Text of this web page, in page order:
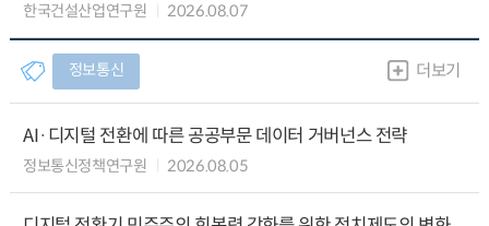
한국건설산업연구원 2026.08.07
정보통신 더보기
AI·디지털 전환에 따른 공공부문 데이터 거버넌스 전략
정보통신정책연구원 2026.08.05